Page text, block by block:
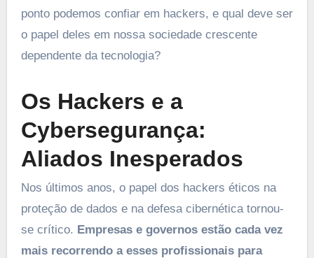
ponto podemos confiar em hackers, e qual deve ser
o papel deles em nossa sociedade crescente
dependente da tecnologia?
Os Hackers e a
Cybersegurança:
Aliados Inesperados
Nos últimos anos, o papel dos hackers éticos na
proteção de dados e na defesa cibernética tornou-
se crítico. Empresas e governos estão cada vez
mais recorrendo a esses profissionais para